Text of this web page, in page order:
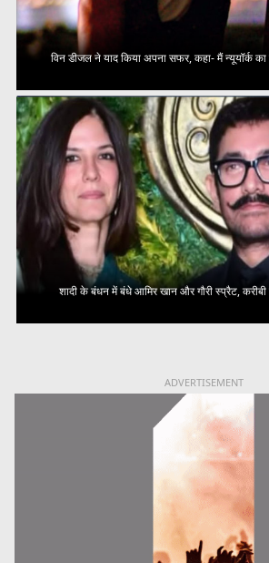
विन डीजल ने याद किया अपना सफर, कहा- मैं न्यूयॉर्क
शादी के बंधन में बंधे आमिर खान और गौरी स्प्रैट, करीबी
ADVERTISEMENT